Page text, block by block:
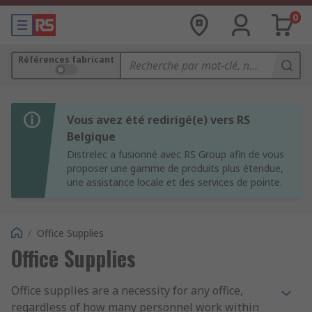
0
Références fabricant
Vous avez été redirigé(e) vers RS
Belgique
Distrelec a fusionné avec RS Group afin de vous
proposer une gamme de produits plus étendue,
une assistance locale et des services de pointe.
/ Office Supplies
Office Supplies
Office supplies are a necessity for any office,
regardless of how many personnel work within